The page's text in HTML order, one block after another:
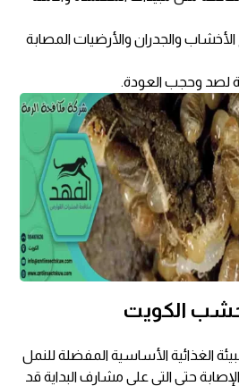
والجدران والأرضيات المصابة
لصد وحجب العودة.
الكويت
الغذائية الأساسية المفضلة للنمل
حتى التي على مشارف البداية قد